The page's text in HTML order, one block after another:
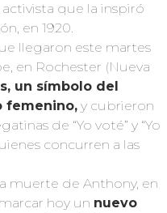
activista que la inspiró
en 1920.
llegaron este martes
en Rochester (Nueva
un símbolo del
femenino, y cubrieron
de “Yo voté” y “Yo
concurren a las
muerte de Anthony, en
hoy un nuevo